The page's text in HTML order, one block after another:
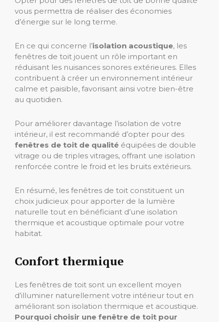
vous permettra de réaliser des économies
d’énergie sur le long terme.
En ce qui concerne l’isolation acoustique, les
fenêtres de toit jouent un rôle important en
réduisant les nuisances sonores extérieures. Elles
contribuent à créer un environnement intérieur
calme et paisible, favorisant ainsi votre bien-être
au quotidien.
Pour améliorer davantage l’isolation de votre
intérieur, il est recommandé d’opter pour des
fenêtres de toit de qualité équipées de double
vitrage ou de triples vitrages, offrant une isolation
renforcée contre le froid et les bruits extérieurs.
En résumé, les fenêtres de toit constituent un
choix judicieux pour apporter de la lumière
naturelle tout en bénéficiant d’une isolation
thermique et acoustique optimale pour votre
habitat.
Confort thermique
Les fenêtres de toit sont un excellent moyen
d’illuminer naturellement votre intérieur tout en
améliorant son isolation thermique et acoustique.
Pourquoi choisir une fenêtre de toit pour